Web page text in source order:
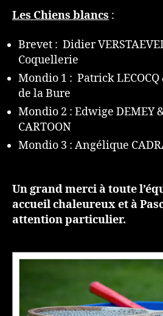
Les Chiens blancs :
Brevet : Didier
Coquellerie
Mondio 1 : Patrick
de la Bure
Mondio 2 : Edwige DEMEY
CARTOON
Mondio 3 : Angélique
Un grand merci à toute
accueil chaleureux et à
attention particulier.